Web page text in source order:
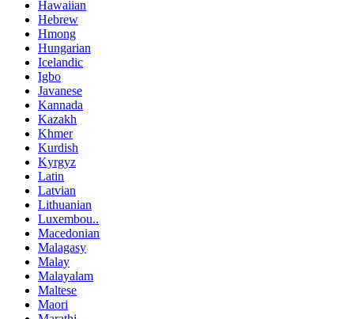
Hawaiian
Hebrew
Hmong
Hungarian
Icelandic
Igbo
Javanese
Kannada
Kazakh
Khmer
Kurdish
Kyrgyz
Latin
Latvian
Lithuanian
Luxembou..
Macedonian
Malagasy
Malay
Malayalam
Maltese
Maori